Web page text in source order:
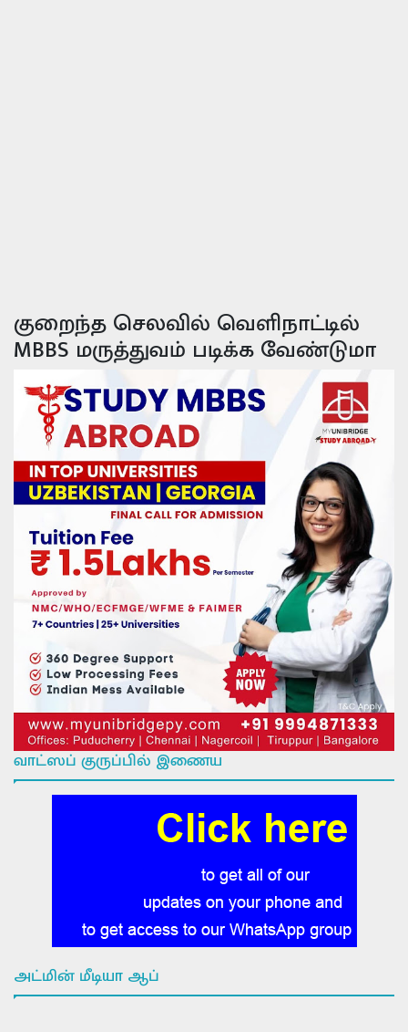
குறைந்த செலவில் வெளிநாட்டில்
MBBS மருத்துவம் படிக்க வேண்டுமா
வாட்ஸப் குருப்பில் இணைய
அட்மின் மீடியா ஆப்